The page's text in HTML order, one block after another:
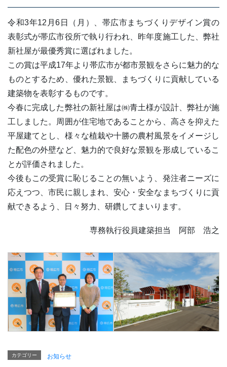
令和3年12月6日（月）、帯広市まちづくりデザイン賞の
表彰式が帯広市役所で執り行われ、昨年度施工した、弊社
新社屋が最優秀賞に選ばれました。
この賞は平成17年より帯広市が都市景観をさらに魅力的な
ものとするため、優れた景観、まちづくりに貢献している
建築物を表彰するものです。
今春に完成した弊社の新社屋は㈱青土様が設計、弊社が施
工しました。周囲が住宅地であることから、高さを抑えた
平屋建てとし、様々な植栽や十勝の農村風景をイメージし
た配色の外壁など、魅力的で良好な景観を形成しているこ
とが評価されました。
今後もこの受賞に恥じることの無いよう、発注者ニーズに
応えつつ、市民に親しまれ、安心・安全なまちづくりに貢
献できるよう、日々努力、研鑽してまいります。
専務執行役員建築担当 阿部 浩之
カテゴリー お知らせ